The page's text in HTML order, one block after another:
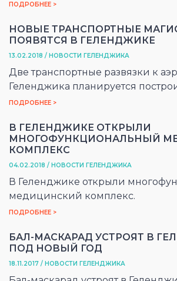
ПОДРОБНЕЕ >
НОВЫЕ ТРАНСПОРТНЫЕ
ПОЯВЯТСЯ В ГЕЛЕНДЖИКЕ
13.02.2018 / НОВОСТИ ГЕЛЕНДЖИКА
Две транспортные развязки к
Геленджика планируется
ПОДРОБНЕЕ >
В ГЕЛЕНДЖИКЕ ОТКРЫЛИ
МНОГОФУНКЦИОНАЛЬНЫЙ
КОМПЛЕКС
04.02.2018 / НОВОСТИ ГЕЛЕНДЖИКА
В Геленджике открыли
медицинский комплекс.
ПОДРОБНЕЕ >
БАЛ-МАСКАРАД УСТРОЯТ В
ПОД НОВЫЙ ГОД
18.11.2017 / НОВОСТИ ГЕЛЕНДЖИКА